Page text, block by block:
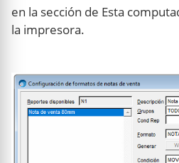
en la sección de Esta
la impresora.